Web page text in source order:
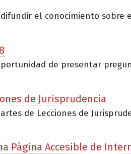
el conocimiento sobre
de presentar
de Jurisprudencia
de Lecciones de
Página Accesible de